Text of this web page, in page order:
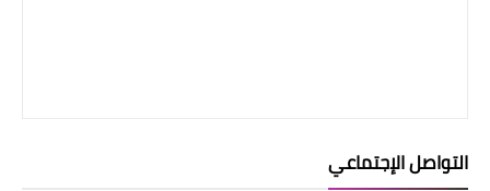
التواصل الإجتماعي